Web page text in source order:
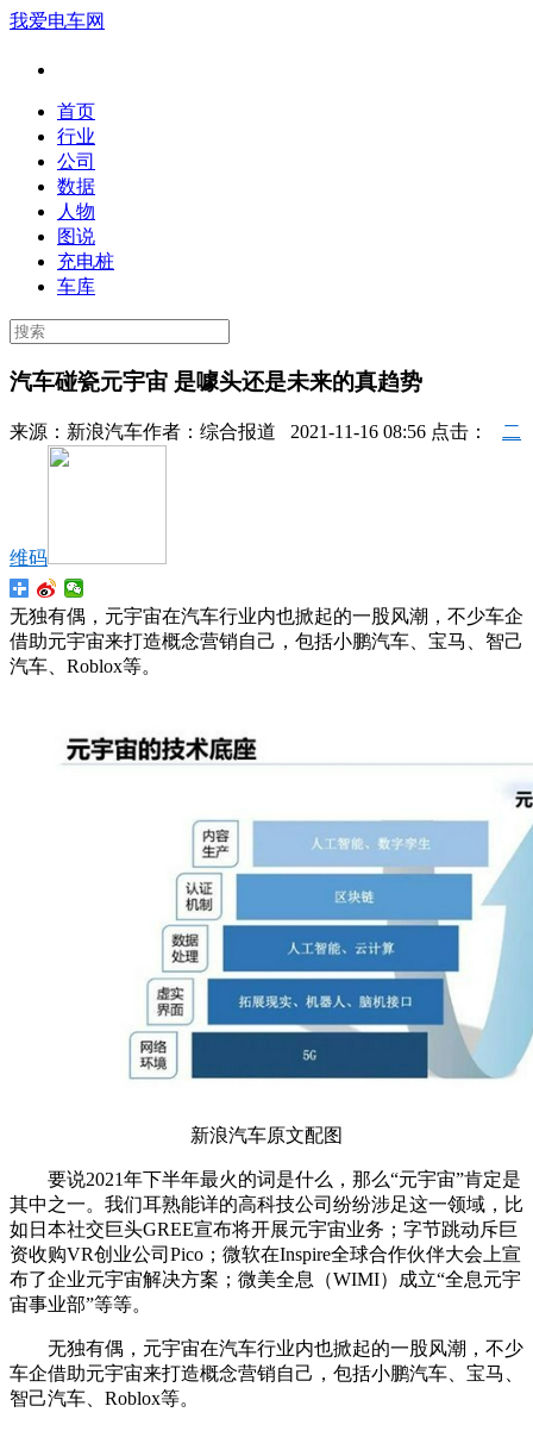
我爱电车网
首页
行业
公司
数据
人物
图说
充电桩
车库
汽车碰瓷元宇宙 是噱头还是未来的真趋势
来源： 新浪汽车作者： 综合报道 2021-11-16 08:56 点击： 二
维码
无独有偶，元宇宙在汽车行业内也掀起的一股风潮，不少车企
借助元宇宙来打造概念营销自己，包括小鹏汽车、宝马、智己
汽车、Roblox等。
新浪汽车原文配图
要说2021年下半年最火的词是什么，那么“元宇宙”肯定是
其中之一。我们耳熟能详的高科技公司纷纷涉足这一领域，比
如日本社交巨头GREE宣布将开展元宇宙业务；字节跳动斥巨
资收购VR创业公司Pico；微软在Inspire全球合作伙伴大会上宣
布了企业元宇宙解决方案；微美全息（WIMI）成立“全息元宇
宙事业部”等等。
无独有偶，元宇宙在汽车行业内也掀起的一股风潮，不少
车企借助元宇宙来打造概念营销自己，包括小鹏汽车、宝马、
智己汽车、Roblox等。